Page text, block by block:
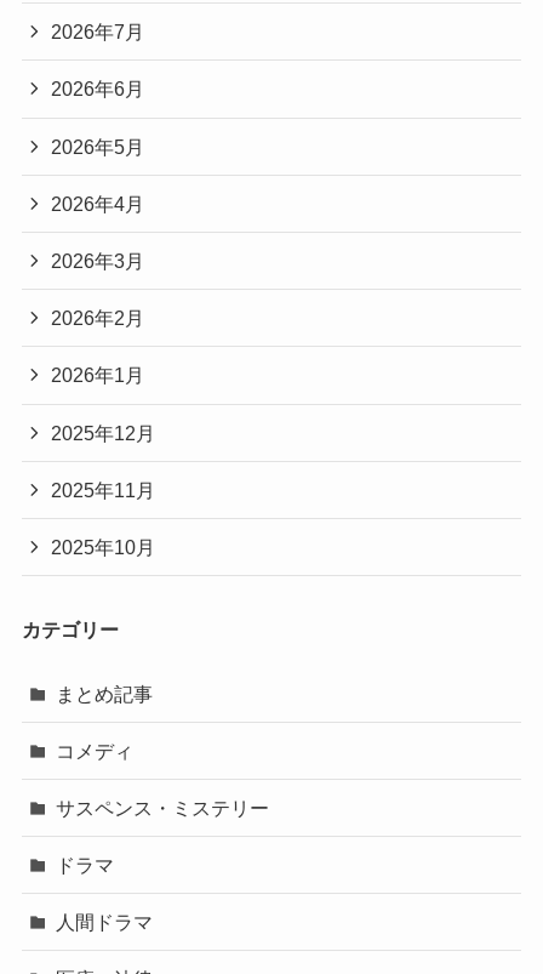
2026年7月
2026年6月
2026年5月
2026年4月
2026年3月
2026年2月
2026年1月
2025年12月
2025年11月
2025年10月
カテゴリー
まとめ記事
コメディ
サスペンス・ミステリー
ドラマ
人間ドラマ